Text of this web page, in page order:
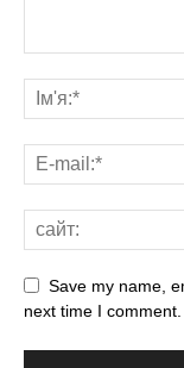
Save my name,
next time I comment.